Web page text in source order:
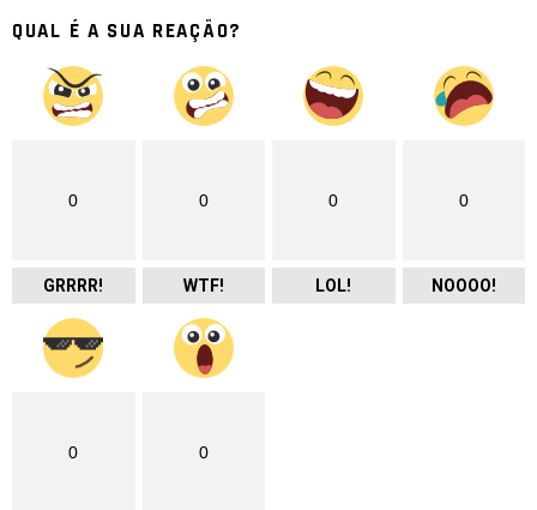
QUAL É A SUA REAÇÃO?
0
GRRRR!
0
WTF!
0
LOL!
0
NOOOO!
0 0